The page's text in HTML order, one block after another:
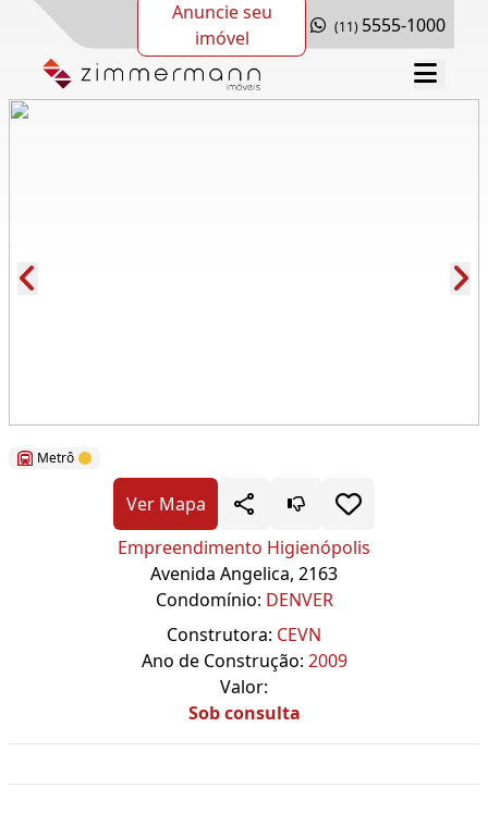
Anuncie seu
imóvel
(11) 5555-1000
Metrô
Ver Mapa
Empreendimento Higienópolis
Avenida Angelica, 2163
Condomínio: DENVER
Construtora: CEVN
Ano de Construção: 2009
Valor:
Sob consulta